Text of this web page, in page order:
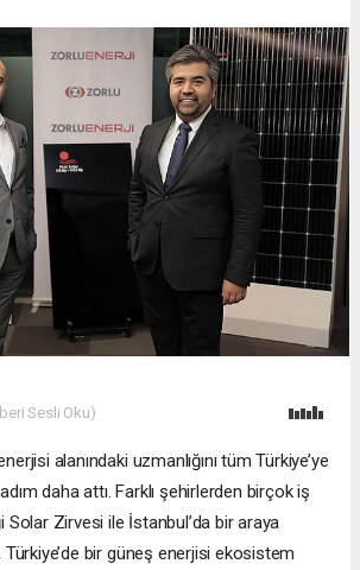
Sesli Oku)
alanındaki uzmanlığını tüm Türkiye’ye
daha attı. Farklı şehirlerden birçok iş
Solar Zirvesi ile İstanbul’da bir araya
bir güneş enerjisi ekosistem